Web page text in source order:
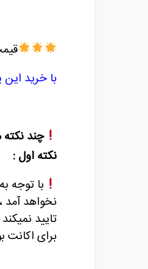
با خرید این پک 275 جم + 180 آرورا بدست
چند
نکته اول :
با توجه
نخواهد آمد
تایید
برای اکانت